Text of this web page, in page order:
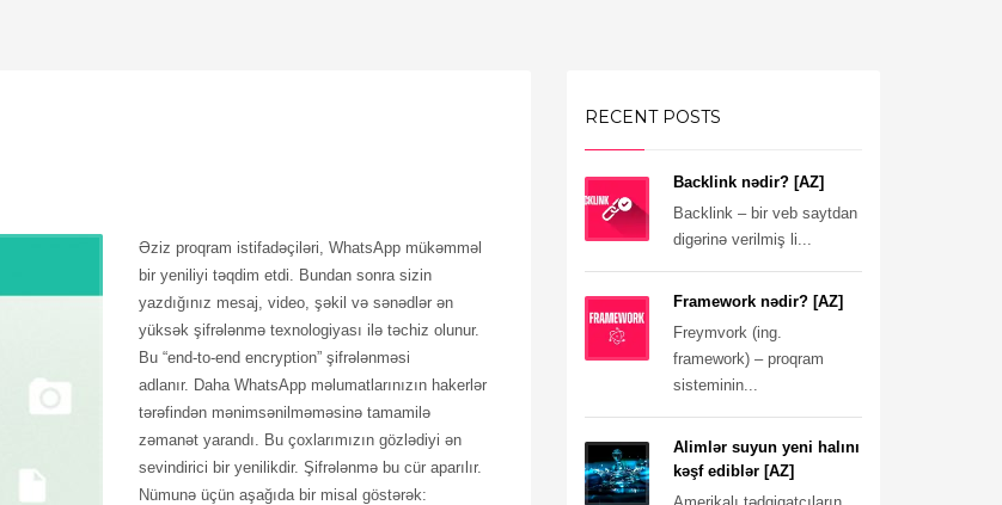
Əziz proqram istifadəçiləri, WhatsApp mükəmməl
bir yeniliyi təqdim etdi. Bundan sonra sizin
yazdığınız mesaj, video, şəkil və sənədlər ən
yüksək şifrələnmə texnologiyası ilə təchiz olunur.
Bu “end-to-end encryption” şifrələnməsi
adlanır. Daha WhatsApp məlumatlarınızın hakerlər
tərəfindən mənimsənilməməsinə tamamilə
zəmanət yarandı. Bu çoxlarımızın gözlədiyi ən
sevindirici bir yenilikdir. Şifrələnmə bu cür aparılır.
Nümunə üçün aşağıda bir misal göstərək:
RECENT POSTS
Backlink nədir? [AZ]
Backlink – bir veb saytdan
digərinə verilmiş li...
Framework nədir? [AZ]
Freymvork (ing.
framework) – proqram
sisteminin...
Alimlər suyun yeni halını
kəşf ediblər [AZ]